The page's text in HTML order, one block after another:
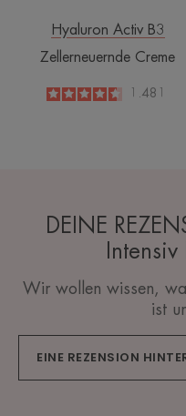
Hyaluron Activ B3
Zellerneuernde Creme
4.6
1.481
DEINE
Wir wollen wissen,
ist
EINE REZENSION